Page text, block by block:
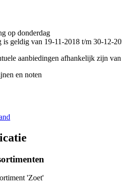
op donderdag
is geldig van 19-11-2018 t/m 30-12-
aanbiedingen afhankelijk zijn
en noten
'Zoet'